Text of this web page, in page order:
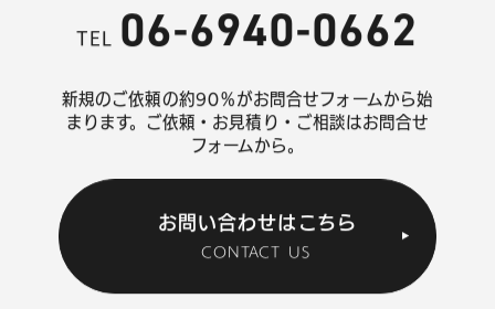
TEL 06-6940-0662
新規のご依頼の約90％がお問合せフォームから始
まります。 ご依頼・お見積り・ご相談はお問合せ
フォームから。
お問い合わせはこちら
CONTACT US